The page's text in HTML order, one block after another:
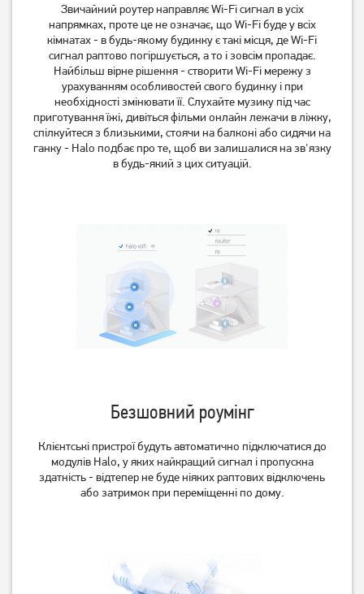
Маршрутизатор TP-Link
TL-WR841N 2.4 ГГц
грн
грн
Маршрутизатор
мультисервісний TP-Link
ER605 SafeStream (TL-
R605)
3 069грн
2 449грн
Маршрутизатор TP-Link
TL-WR845N, стаціонарний
Маршрутизатор TP-Link
TL-WR820N, стаціонарний
Маршрутизатор TP-Link
Archer MR200, чорний
Маршрутизатор TP-Link
Archer MR150
Звичайний роутер направляє Wi-Fi сигнал в усіх
напрямках, проте це не означає, що Wi-Fi буде у всіх
кімнатах - в будь-якому будинку є такі місця, де Wi-Fi
сигнал раптово погіршується, а то і зовсім пропадає.
Найбільш вірне рішення - створити Wi-Fi мережу з
урахуванням особливостей свого будинку і при
необхідності змінювати її. Слухайте музику під час
приготування їжі, дивіться фільми онлайн лежачи в ліжку,
спілкуйтеся з близькими, стоячи на балконі або сидячи на
ганку - Halo подбає про те, щоб ви залишалися на зв'язку
в будь-який з цих ситуацій.
Безшовний роумінг
Клієнтські пристрої будуть автоматично підключатися до
модулів Halo, у яких найкращий сигнал і пропускна
здатність - відтепер не буде ніяких раптових відключень
або затримок при переміщенні по дому.